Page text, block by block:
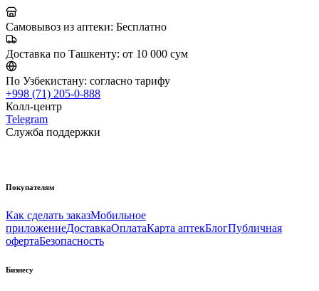
Самовывоз из аптеки: Бесплатно
Доставка по Ташкенту: от 10 000 сум
По Узбекистану: согласно тарифу
+998 (71) 205-0-888
Колл-центр
Telegram
Служба поддержки
Покупателям
Как сделать заказМобильное
приложениеДоставкаОплатаКарта аптекБлогПубличная
офертаБезопасность
Бизнесу